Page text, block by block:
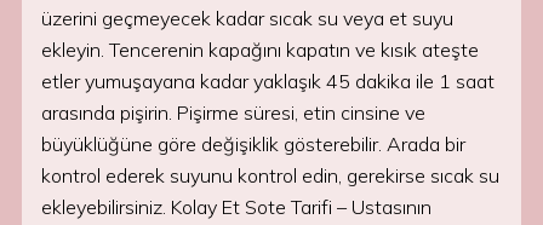
üzerini geçmeyecek kadar sıcak su veya et suyu
ekleyin. Tencerenin kapağını kapatın ve kısık ateşte
etler yumuşayana kadar yaklaşık 45 dakika ile 1 saat
arasında pişirin. Pişirme süresi, etin cinsine ve
büyüklüğüne göre değişiklik gösterebilir. Arada bir
kontrol ederek suyunu kontrol edin, gerekirse sıcak su
ekleyebilirsiniz. Kolay Et Sote Tarifi – Ustasının